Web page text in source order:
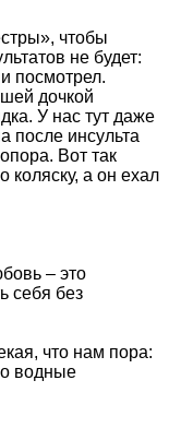
чтобы
не будет:
посмотрел.
дочкой
У нас тут даже
после инсульта
Вот так
коляску, а он ехал
– это
себя без
что нам пора:
водные